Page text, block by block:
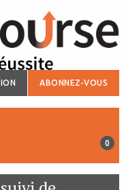
ABONNEZ-VOUS
0